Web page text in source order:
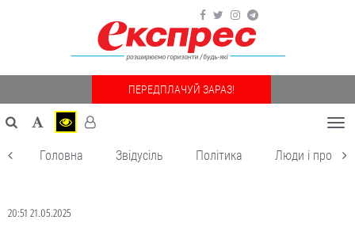
ПЕРЕДПЛАЧУЙ ЗАРАЗ!
Головна Звідусіль Політика Люди і
20:51 21.05.2025